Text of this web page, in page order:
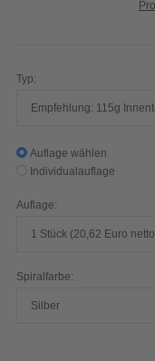
Typ:
Auflage wählen
Individualauflage
Auflage:
1 Stück (20,62 Euro
Spiralfarbe:
Silber